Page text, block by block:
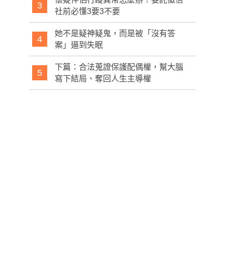
3
社前必懂3要3不要
4
她不是疑神疑鬼，而是被「沒有答
案」逼到失眠
5
下篇：合法蒐證保護配偶權，幫大腦
寫下結局、奪回人生主導權